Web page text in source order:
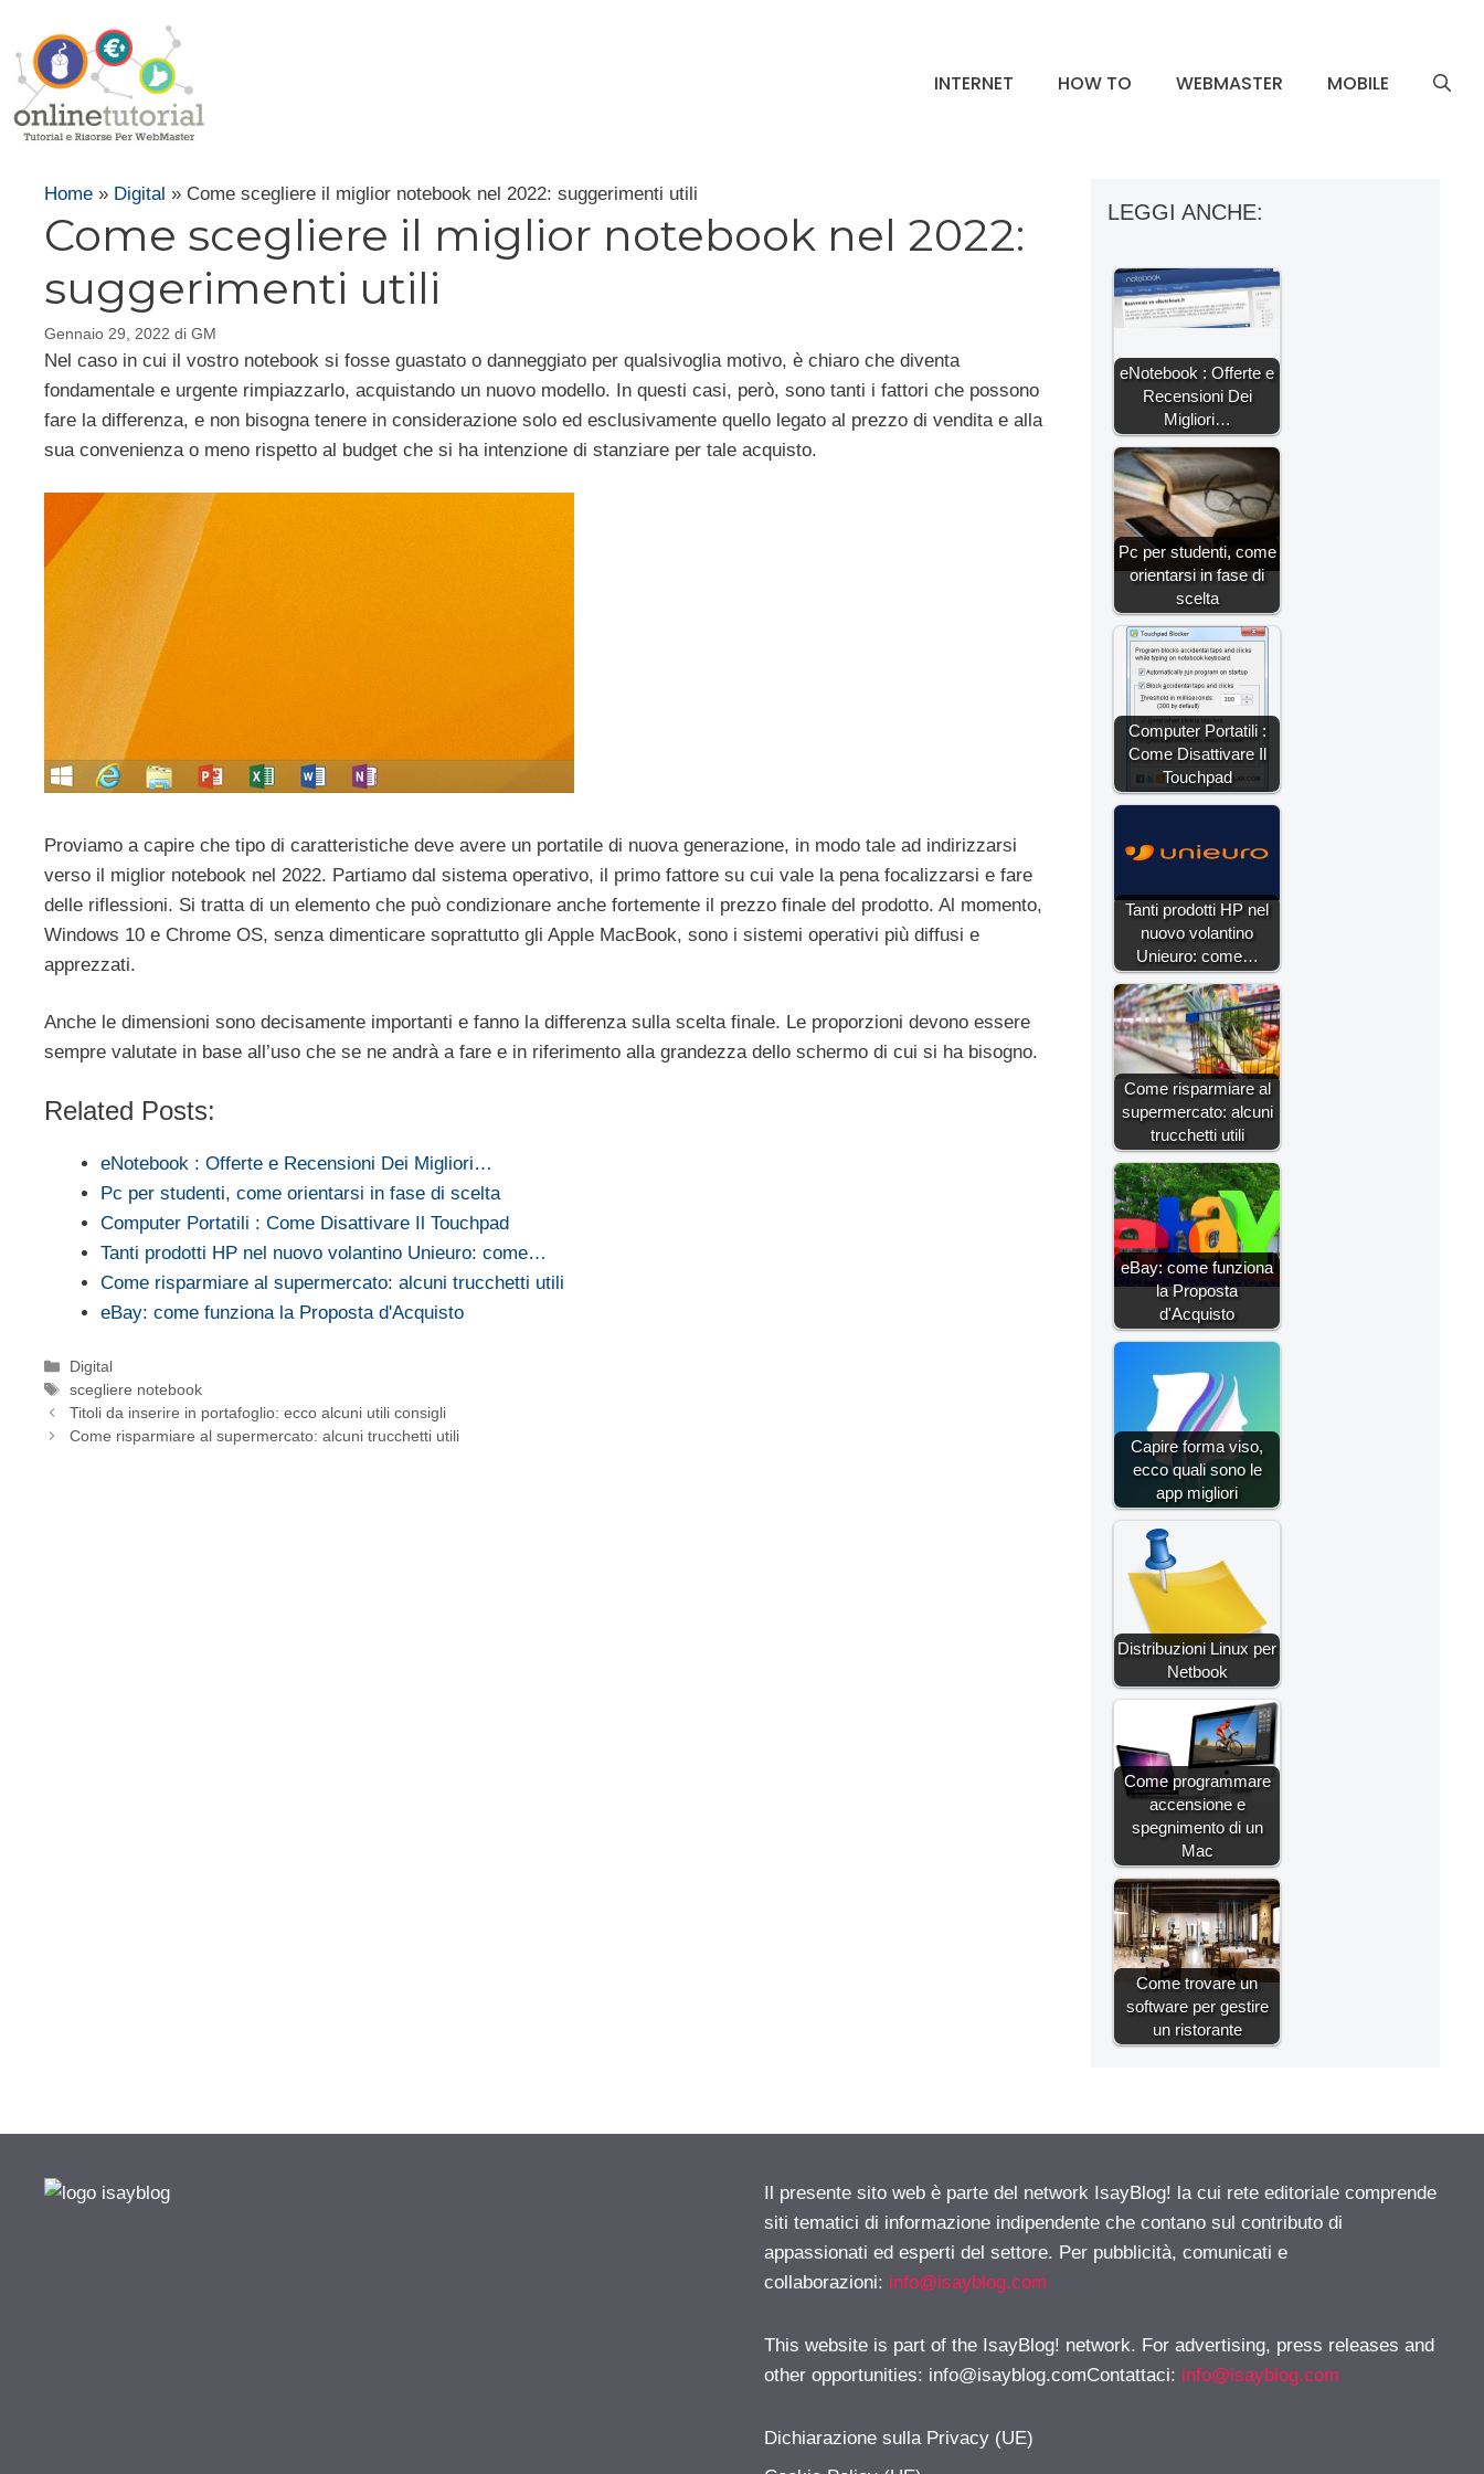
contenuto
INTERNET HOW TO WEBMASTER MOBILE
Home » Digital » Come scegliere il miglior notebook nel 2022: suggerimenti utili
Come scegliere il miglior notebook nel 2022:
suggerimenti utili
Gennaio 29, 2022 di GM
Nel caso in cui il vostro notebook si fosse guastato o danneggiato per qualsivoglia motivo, è chiaro che diventa
fondamentale e urgente rimpiazzarlo, acquistando un nuovo modello. In questi casi, però, sono tanti i fattori che possono
fare la differenza, e non bisogna tenere in considerazione solo ed esclusivamente quello legato al prezzo di vendita e alla
sua convenienza o meno rispetto al budget che si ha intenzione di stanziare per tale acquisto.
Proviamo a capire che tipo di caratteristiche deve avere un portatile di nuova generazione, in modo tale ad indirizzarsi
verso il miglior notebook nel 2022. Partiamo dal sistema operativo, il primo fattore su cui vale la pena focalizzarsi e fare
delle riflessioni. Si tratta di un elemento che può condizionare anche fortemente il prezzo finale del prodotto. Al momento,
Windows 10 e Chrome OS, senza dimenticare soprattutto gli Apple MacBook, sono i sistemi operativi più diffusi e
apprezzati.
Anche le dimensioni sono decisamente importanti e fanno la differenza sulla scelta finale. Le proporzioni devono essere
sempre valutate in base all’uso che se ne andrà a fare e in riferimento alla grandezza dello schermo di cui si ha bisogno.
Related Posts:
eNotebook : Offerte e Recensioni Dei Migliori…
Pc per studenti, come orientarsi in fase di scelta
Computer Portatili : Come Disattivare Il Touchpad
Tanti prodotti HP nel nuovo volantino Unieuro: come…
Come risparmiare al supermercato: alcuni trucchetti utili
eBay: come funziona la Proposta d'Acquisto
Categorie
Digital
Tag
scegliere notebook
Titoli da inserire in portafoglio: ecco alcuni utili consigli
Come risparmiare al supermercato: alcuni trucchetti utili
LEGGI ANCHE:
eNotebook : Offerte e
Recensioni Dei
Migliori…
Pc per studenti, come
orientarsi in fase di
scelta
Computer Portatili :
Come Disattivare Il
Touchpad
Tanti prodotti HP nel
nuovo volantino
Unieuro: come…
Come risparmiare al
supermercato: alcuni
trucchetti utili
eBay: come funziona
la Proposta
d'Acquisto
Capire forma viso,
ecco quali sono le
app migliori
Distribuzioni Linux per
Netbook
Come programmare
accensione e
spegnimento di un
Mac
Come trovare un
software per gestire
un ristorante
Il presente sito web è parte del network IsayBlog! la cui rete editoriale comprende
siti tematici di informazione indipendente che contano sul contributo di
appassionati ed esperti del settore. Per pubblicità, comunicati e
collaborazioni: info@isayblog.com
This website is part of the IsayBlog! network. For advertising, press releases and
other opportunities: info@isayblog.comContattaci: info@isayblog.com
Dichiarazione sulla Privacy (UE)